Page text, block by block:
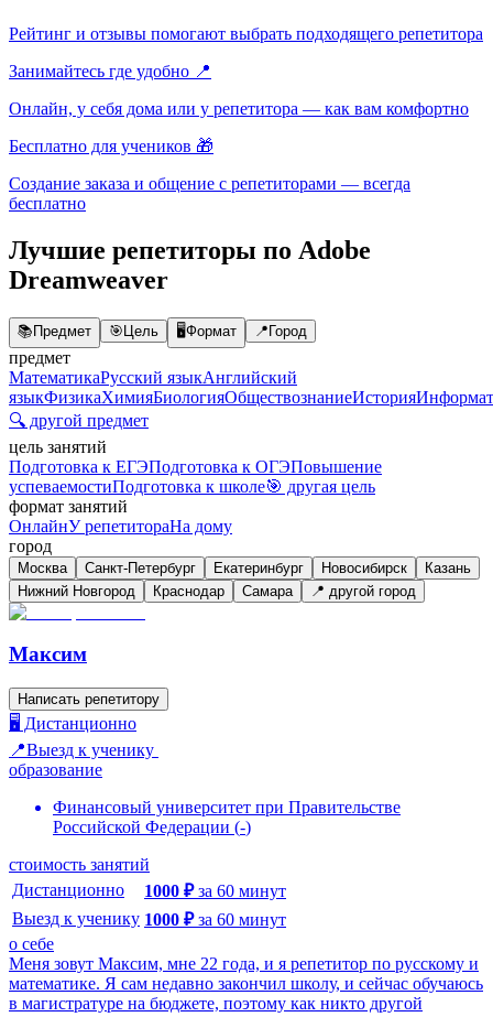
Рейтинг и отзывы помогают выбрать подходящего репетитора
Занимайтесь где удобно 📍
Онлайн, у себя дома или у репетитора — как вам комфортно
Бесплатно для учеников 🎁
Создание заказа и общение с репетиторами — всегда
бесплатно
Лучшие репетиторы по Adobe
Dreamweaver
📚Предмет 🎯Цель 🖥️Формат 📍Город
предмет
МатематикаРусский языкАнглийский
языкФизикаХимияБиологияОбществознаниеИстория
🔍 другой предмет
цель занятий
Подготовка к ЕГЭПодготовка к ОГЭПовышение
успеваемостиПодготовка к школе🎯 другая цель
формат занятий
ОнлайнУ репетитораНа дому
город
Москва Санкт-Петербург Екатеринбург Новосибирск
Казань
Нижний Новгород
Краснодар Самара 📍 другой город
Максим
Написать репетитору
🖥️ Дистанционно
📍Выезд к ученику
образование
Финансовый университет при Правительстве
Российской Федерации (-)
стоимость занятий
Дистанционно
1000 ₽ за 60 минут
Выезд к ученику 1000 ₽ за 60 минут
о себе
Меня зовут Максим, мне 22 года, и я репетитор по русскому и
математике. Я сам недавно закончил школу, и сейчас обучаюсь
в магистратуре на бюджете, поэтому как никто другой